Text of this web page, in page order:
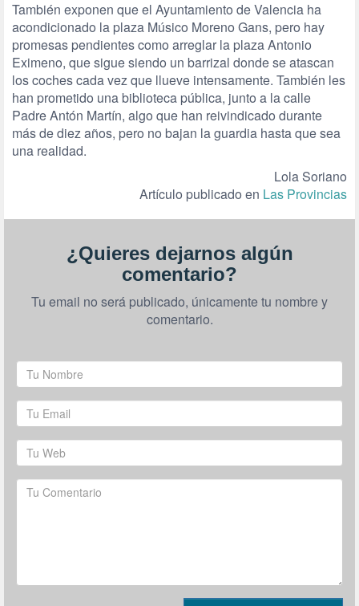
También exponen que el Ayuntamiento de Valencia ha
acondicionado la plaza Músico Moreno Gans, pero hay
promesas pendientes como arreglar la plaza Antonio
Eximeno, que sigue siendo un barrizal donde se atascan
los coches cada vez que llueve intensamente. También les
han prometido una biblioteca pública, junto a la calle
Padre Antón Martín, algo que han reivindicado durante
más de diez años, pero no bajan la guardia hasta que sea
una realidad.
Lola Soriano
Artículo publicado en Las Provincias
¿Quieres dejarnos algún
comentario?
Tu email no será publicado, únicamente tu nombre y
comentario.